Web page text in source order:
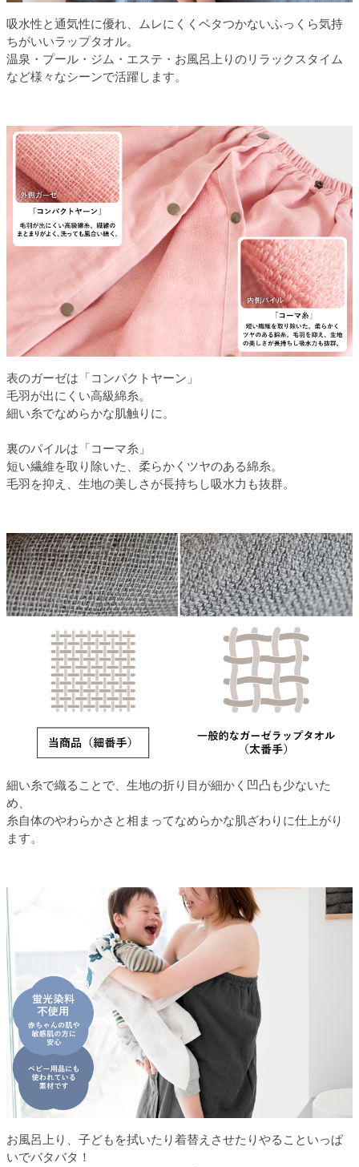
吸水性と通気性に優れ、ムレにくくベタつかないふっくら気持
ちがいいラップタオル。
温泉・プール・ジム・エステ・お風呂上りのリラックスタイム
など様々なシーンで活躍します。
表のガーゼは「コンパクトヤーン」
毛羽が出にくい高級綿糸。
細い糸でなめらかな肌触りに。
裏のパイルは「コーマ糸」
短い繊維を取り除いた、柔らかくツヤのある綿糸。
毛羽を抑え、生地の美しさが長持ちし吸水力も抜群。
細い糸で織ることで、生地の折り目が細かく凹凸も少ないた
め、
糸自体のやわらかさと相まってなめらかな肌ざわりに仕上がり
ます。
お風呂上り、子どもを拭いたり着替えさせたりやることいっぱ
いでバタバタ！